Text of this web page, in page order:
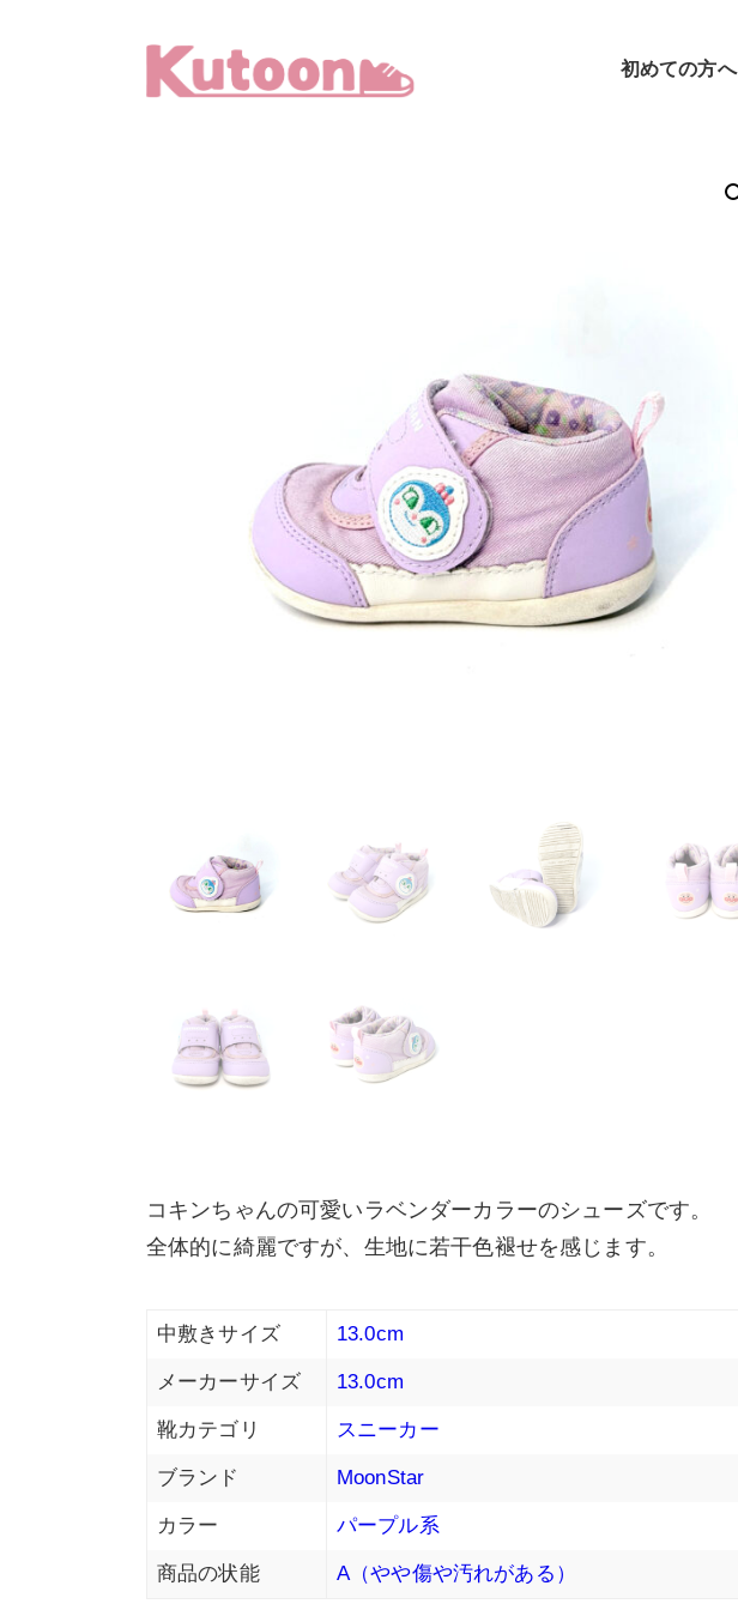
初めての方へ
コキンちゃんの可愛いラベンダーカラーのシューズです。
全体的に綺麗ですが、生地に若干色褪せを感じます。
中敷きサイズ 13.0cm
メーカーサイズ 13.0cm
靴カテゴリ スニーカー
ブランド MoonStar
カラー パープル系
商品の状能 A（やや傷や汚れがある）